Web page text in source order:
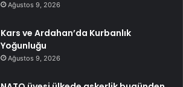
Ağustos 9, 2026
Kars ve Ardahan’da Kurbanlık
Yoğunluğu
Ağustos 9, 2026